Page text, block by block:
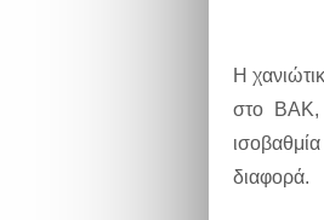
Η
στο ΒΑΚ,
διαφορά.